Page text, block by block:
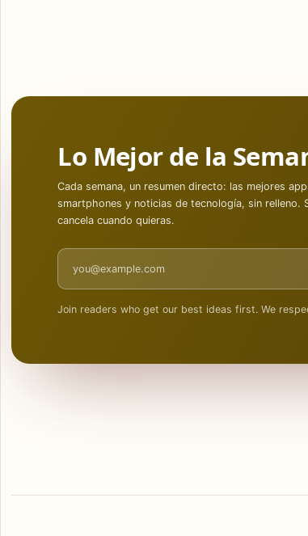
Lo Mejor de la
Cada semana, un resumen directo: las mejores
smartphones y noticias de tecnología, sin relleno.
cancela cuando quieras.
Email address
Join readers who get our best ideas first. We